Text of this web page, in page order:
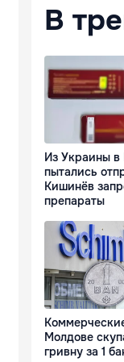
В
Из Украины в
пытались
Кишинёв
препараты
Молдове
гривну за 1